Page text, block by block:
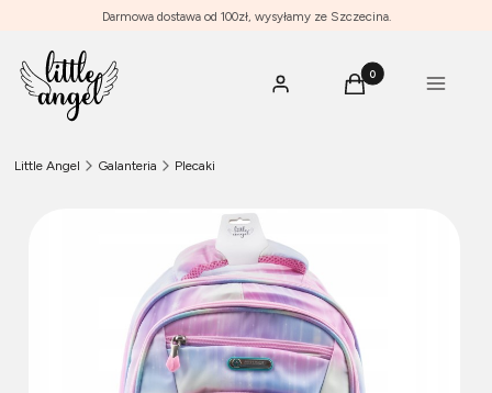
Darmowa dostawa od 100zł, wysyłamy ze Szczecina.
Zaloguj się Produkty w koszyku:
Koszyk Menu
Little Angel Galanteria Plecaki